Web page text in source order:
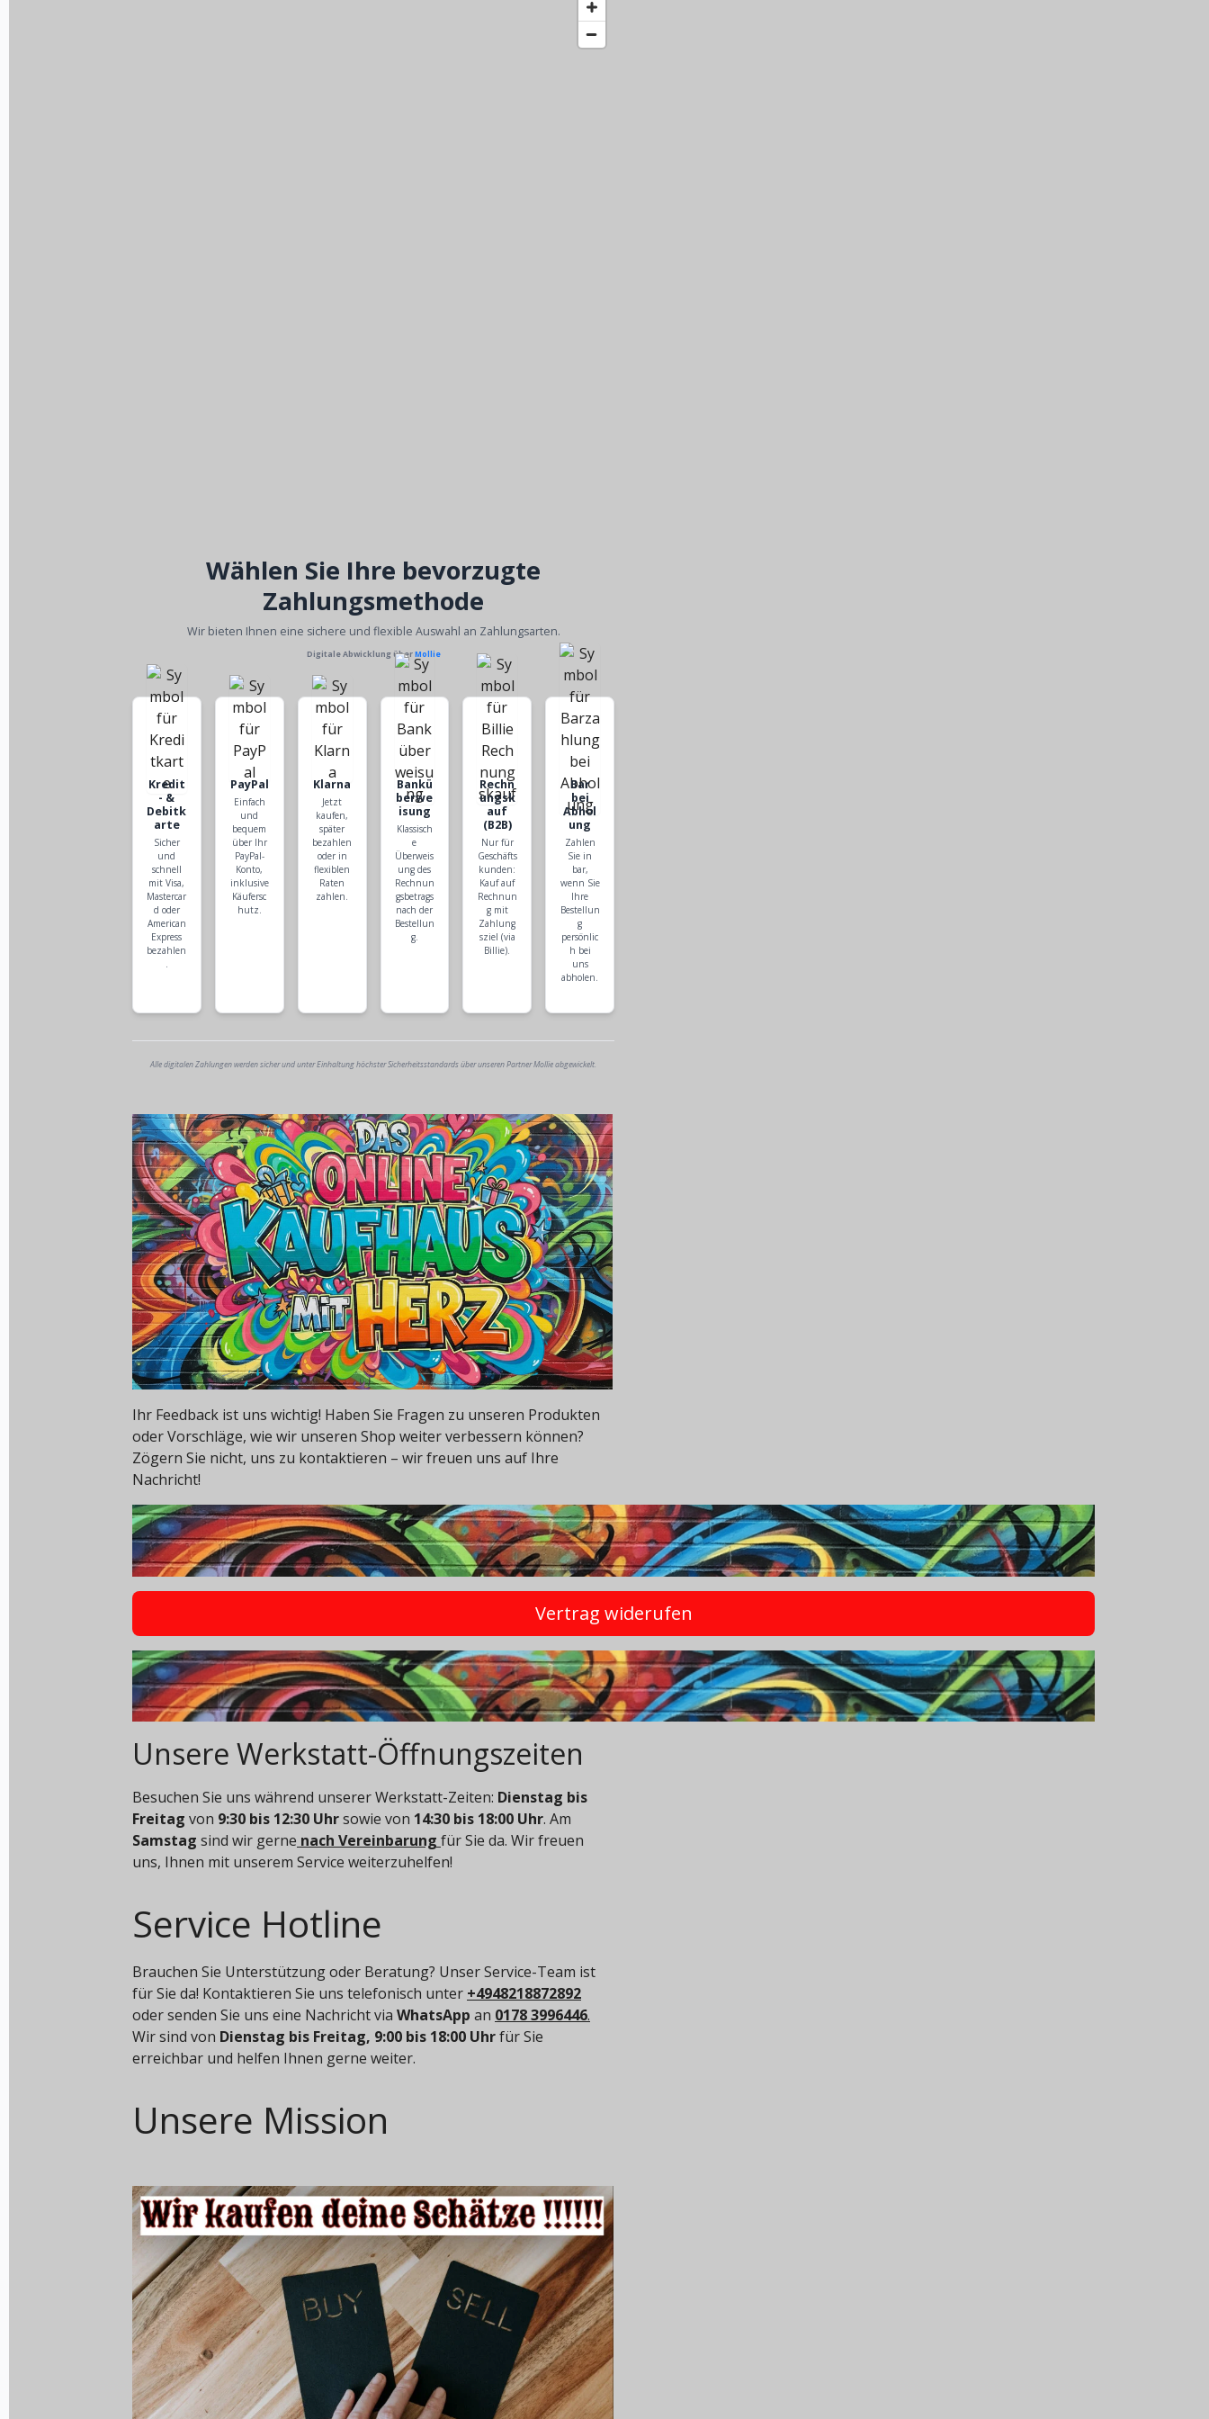
Wählen Sie Ihre bevorzugte
Zahlungsmethode
Wir bieten Ihnen eine sichere und flexible Auswahl an Zahlungsarten.
Digitale Abwicklung überMollie
Kredit
- &
Debitk
arte
Sicher
und
schnell
mit Visa,
Mastercar
d oder
American
Express
bezahlen
.
PayPal
Einfach
und
bequem
über Ihr
PayPal-
Konto,
inklusive
Käufersc
hutz.
Klarna
Jetzt
kaufen,
später
bezahlen
oder in
flexiblen
Raten
zahlen.
Bankü
berwe
isung
Klassisch
e
Überweis
ung des
Rechnun
gsbetrags
nach der
Bestellun
g.
Rechn
ungsk
auf
(B2B)
Nur für
Geschäfts
kunden:
Kauf auf
Rechnun
g mit
Zahlung
sziel (via
Billie).
Bar
bei
Abhol
ung
Zahlen
Sie in
bar,
wenn Sie
Ihre
Bestellun
g
persönlic
h bei
uns
abholen.
Alle digitalen Zahlungen werden sicher und unter Einhaltung höchster Sicherheitsstandards über unseren Partner Mollie abgewickelt.
Ihr Feedback ist uns wichtig! Haben Sie Fragen zu unseren Produkten
oder Vorschläge, wie wir unseren Shop weiter verbessern können?
Zögern Sie nicht, uns zu kontaktieren – wir freuen uns auf Ihre
Nachricht!
Vertrag widerufen
Unsere Werkstatt-Öffnungszeiten
Besuchen Sie uns während unserer Werkstatt-Zeiten: Dienstag bis
Freitag von 9:30 bis 12:30 Uhrsowie von 14:30 bis 18:00 Uhr. Am
Samstag sind wir gerne nach Vereinbarung für Sie da. Wir freuen
uns, Ihnen mit unserem Service weiterzuhelfen!
Service Hotline
Brauchen Sie Unterstützung oder Beratung? Unser Service-Team ist
für Sie da! Kontaktieren Sie uns telefonisch unter +4948218872892
oder senden Sie uns eine Nachricht via WhatsApp an 0178 3996446.
Wir sind von Dienstag bis Freitag, 9:00 bis 18:00 Uhrfür Sie
erreichbar und helfen Ihnen gerne weiter.
Unsere Mission